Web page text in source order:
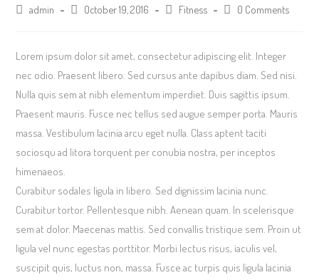
admin October 19, 2016 Fitness 0 Comments
Lorem ipsum dolor sit amet, consectetur adipiscing elit. Integer
nec odio. Praesent libero. Sed cursus ante dapibus diam. Sed nisi.
Nulla quis sem at nibh elementum imperdiet. Duis sagittis ipsum.
Praesent mauris. Fusce nec tellus sed augue semper porta. Mauris
massa. Vestibulum lacinia arcu eget nulla. Class aptent taciti
sociosqu ad litora torquent per conubia nostra, per inceptos
himenaeos.
Curabitur sodales ligula in libero. Sed dignissim lacinia nunc.
Curabitur tortor. Pellentesque nibh. Aenean quam. In scelerisque
sem at dolor. Maecenas mattis. Sed convallis tristique sem. Proin ut
ligula vel nunc egestas porttitor. Morbi lectus risus, iaculis vel,
suscipit quis, luctus non, massa. Fusce ac turpis quis ligula lacinia